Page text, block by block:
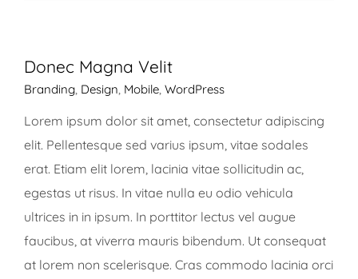
Donec Magna Velit
Branding Design Mobile WordPress
Lorem ipsum dolor sit amet, consectetur adipiscing
elit. Pellentesque sed varius ipsum, vitae sodales
erat. Etiam elit lorem, lacinia vitae sollicitudin ac,
egestas ut risus. In vitae nulla eu odio vehicula
ultrices in in ipsum. In porttitor lectus vel augue
faucibus, at viverra mauris bibendum. Ut consequat
at lorem non scelerisque. Cras commodo lacinia orci